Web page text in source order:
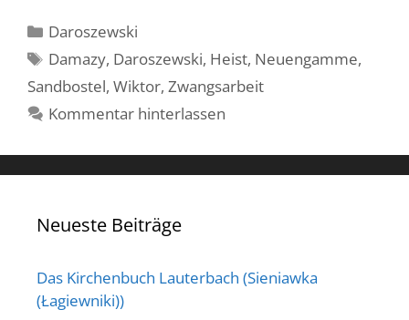
Kategorien
Daroszewski
Schlagwörter
Damazy, Daroszewski, Heist, Neuengamme,
Sandbostel, Wiktor, Zwangsarbeit
Kommentar hinterlassen
Neueste Beiträge
Das Kirchenbuch Lauterbach (Sieniawka
(Łagiewniki))